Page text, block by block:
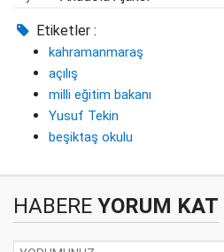
Etiketler :
kahramanmaraş
açılış
milli eğitim bakanı
Yusuf Tekin
beşiktaş okulu
HABERE YORUM KAT